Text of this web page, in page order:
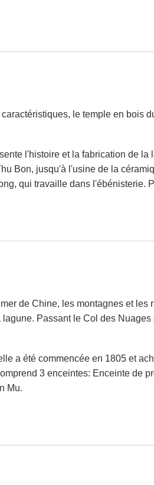
le temple en bois
l'histoire et la fabrication de
Bon, jusqu'à l'usine de la
qui travaille dans l'ébénisterie.
de Chine, les montagnes et
Passant le Col des
a été commencée en 1805 et
3 enceintes: Enceinte de
Mu.